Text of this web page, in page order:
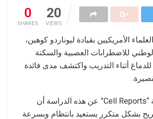
0
SHARES
20
VIEWS
الأمريكيين بقيادة ليوناردو كوهين،
للاضطرابات العصبية والسكتة
للدماغ أثناء التدريب واكتشف مدى فائدة
ونقلت مجلة “Cell Reports” عن هذه الدراسة أن
بشكل متكرر يستعيد بانتظام وبسرعة